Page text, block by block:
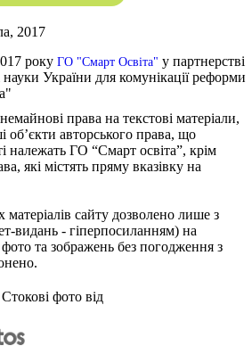
2017
року ГО "Смарт Освіта" у партнерстві
науки України для комунікації реформи
права на текстові матеріали,
об’єкти авторського права, що
належать ГО “Смарт освіта”, крім
які містять пряму вказівку на
сайту дозволено лише з
видань - гіперпосиланням) на
та зображень без погодження з
Стокові фото від